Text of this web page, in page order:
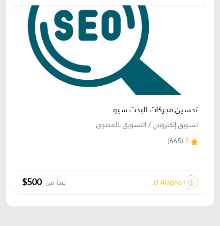
تحسين محركات البحث سيو
تسويق إلكتروني / التسويق بالمحتوى
5
(665)
Mohamed Alagha تبدأ من $500